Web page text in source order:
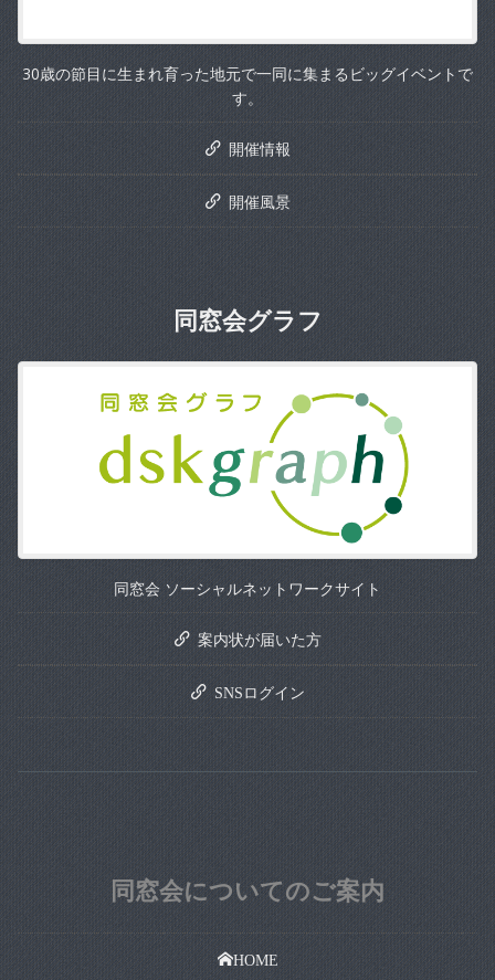
30歳の節目に生まれ育った地元で一同に集まるビッグイベントで
す。
開催情報
開催風景
同窓会グラフ
同窓会 ソーシャルネットワークサイト
案内状が届いた方
SNSログイン
同窓会についてのご案内
HOME